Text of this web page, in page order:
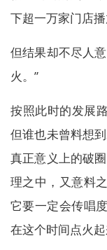
下超一万家门店
但结果却不尽人
火。”
按照此时的发展
但谁也未曾料想
真正意义上的破
理之中，又意料
它要一定会传唱
在这个时间点火